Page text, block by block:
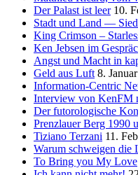
Der Palast ist leer 10.
Stadt und Land —
King Crimson –
Ken Jebsen im
Angst und Macht in
Geld aus Luft 8.
Information-Centric
Interview von KenFM
Der futorologische
Prenzlauer Berg 1990
Tiziano Terzani 11.
Warum schweigen die
To Bring you My Love